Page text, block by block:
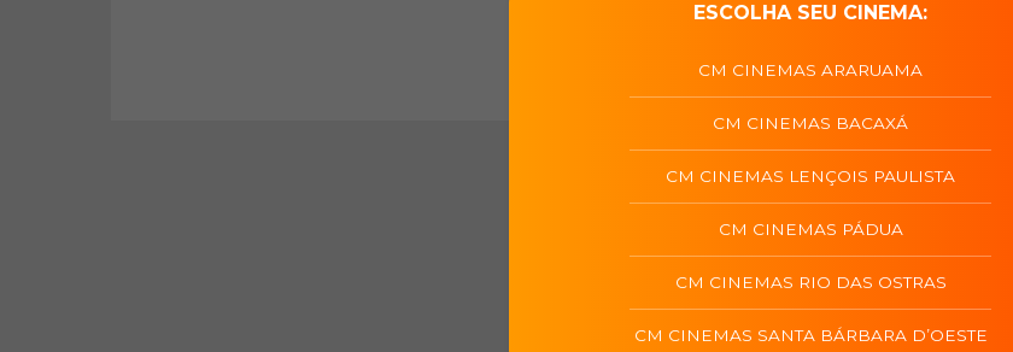
ESCOLHA SEU CINEMA:
CM CINEMAS ARARUAMA
CM CINEMAS BACAXÁ
CM CINEMAS LENÇOIS PAULISTA
CM CINEMAS PÁDUA
CM CINEMAS RIO DAS OSTRAS
CM CINEMAS SANTA BÁRBARA D’OESTE